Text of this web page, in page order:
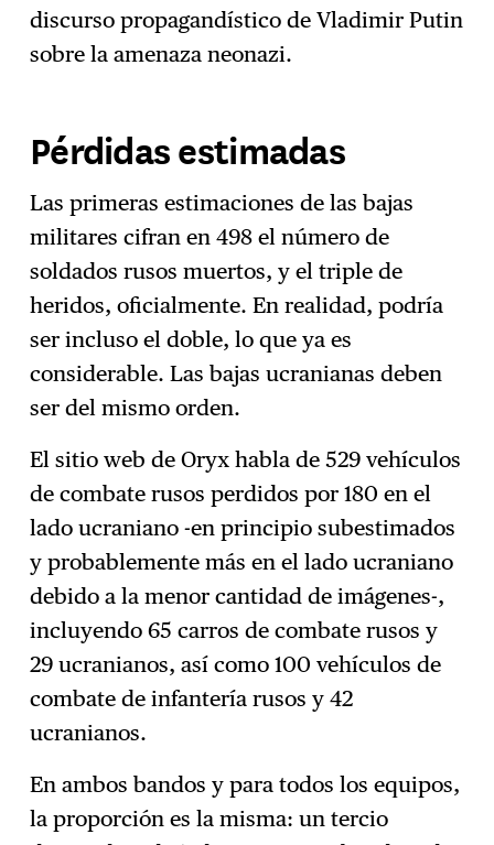
discurso propagandístico de Vladimir Putin
sobre la amenaza neonazi.
Pérdidas estimadas
Las primeras estimaciones de las bajas
militares cifran en 498 el número de
soldados rusos muertos, y el triple de
heridos, oficialmente. En realidad, podría
ser incluso el doble, lo que ya es
considerable. Las bajas ucranianas deben
ser del mismo orden.
El sitio web de Oryx habla de 529 vehículos
de combate rusos perdidos por 180 en el
lado ucraniano -en principio subestimados
y probablemente más en el lado ucraniano
debido a la menor cantidad de imágenes-,
incluyendo 65 carros de combate rusos y
29 ucranianos, así como 100 vehículos de
combate de infantería rusos y 42
ucranianos.
En ambos bandos y para todos los equipos,
la proporción es la misma: un tercio